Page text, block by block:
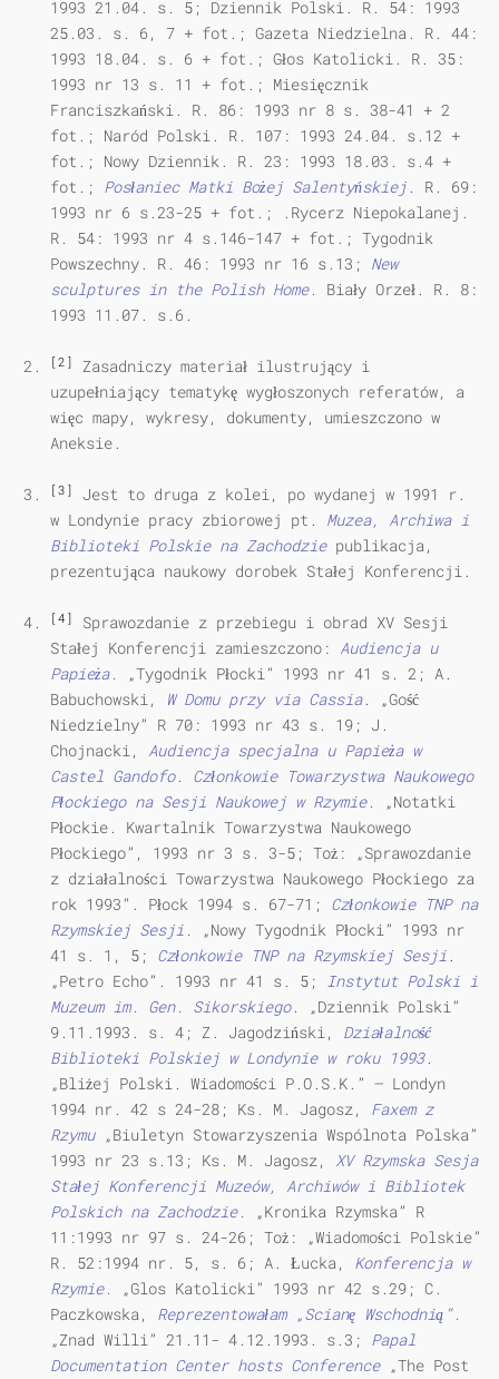
1993 21.04. s. 5; Dziennik Polski. R. 54: 1993
25.03. s. 6, 7 + fot.; Gazeta Niedzielna. R. 44:
1993 18.04. s. 6 + fot.; Głos Katolicki. R. 35:
1993 nr 13 s. 11 + fot.; Miesięcznik
Franciszkański. R. 86: 1993 nr 8 s. 38-41 + 2
fot.; Naród Polski. R. 107: 1993 24.04. s.12 +
fot.; Nowy Dziennik. R. 23: 1993 18.03. s.4 +
fot.; Posłaniec Matki Bożej Salentyńskiej. R. 69:
1993 nr 6 s.23-25 + fot.; .Rycerz Niepokalanej.
R. 54: 1993 nr 4 s.146-147 + fot.; Tygodnik
Powszechny. R. 46: 1993 nr 16 s.13; New
sculptures in the Polish Home. Biały Orzeł. R. 8:
1993 11.07. s.6.
[2]
Zasadniczy materiał ilustrujący i
uzupełniający tematykę wygłoszonych referatów, a
więc mapy, wykresy, dokumenty, umieszczono w
Aneksie.
[3]
Jest to druga z kolei, po wydanej w 1991 r.
w Londynie pracy zbiorowej pt. Muzea, Archiwa i
Biblioteki Polskie na Zachodziepublikacja,
prezentująca naukowy dorobek Stałej Konferencji.
[4]
Sprawozdanie z przebiegu i obrad XV Sesji
Stałej Konferencji zamieszczono: Audiencja u
Papieża.
„Tygodnik Płocki” 1993 nr 41 s. 2; A.
Babuchowski,
W Domu przy via Cassia. „Gość
Niedzielny” R 70: 1993 nr 43 s. 19; J.
Chojnacki, Audiencja specjalna u Papieża w
Castel Gandofo. Członkowie Towarzystwa Naukowego
Płockiego na Sesji Naukowej w Rzymie.
„Notatki
Płockie. Kwartalnik Towarzystwa Naukowego
Płockiego”, 1993 nr 3 s. 3-5; Toż: „Sprawozdanie
z działalności Towarzystwa Naukowego Płockiego za
rok 1993”. Płock 1994 s. 67-71; Członkowie TNP na
Rzymskiej Sesji.
„Nowy Tygodnik Płocki” 1993 nr
41 s. 1, 5; Członkowie TNP na Rzymskiej Sesji.
„Petro Echo”. 1993 nr 41 s. 5; Instytut Polski i
Muzeum im. Gen. Sikorskiego. „Dziennik Polski”
9.11.1993. s. 4; Z. Jagodziński, Działalność
Biblioteki Polskiej w Londynie w roku 1993.
„Bliżej Polski. Wiadomości P.O.S.K.” — Londyn
1994 nr. 42 s 24-28; Ks. M. Jagosz, Faxem z
Rzymu„Biuletyn Stowarzyszenia Wspólnota Polska”
1993 nr 23 s.13; Ks. M. Jagosz, XV Rzymska Sesja
Stałej Konferencji Muzeów, Archiwów i Bibliotek
Polskich na Zachodzie.
„Kronika Rzymska” R
11:1993 nr 97 s. 24-26; Toż: „Wiadomości Polskie”
R. 52:1994 nr. 5, s. 6; A. Łucka, Konferencja w
Rzymie.
„Glos Katolicki” 1993 nr 42 s.29; C.
Paczkowska, Reprezentowałam „Scianę Wschodnią ”.
„Znad Willi” 21.11- 4.12.1993. s.3; Papal
Documentation Center hosts Conference„The Post